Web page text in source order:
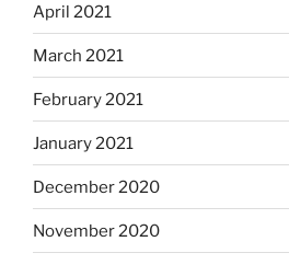
April 2021
March 2021
February 2021
January 2021
December 2020
November 2020